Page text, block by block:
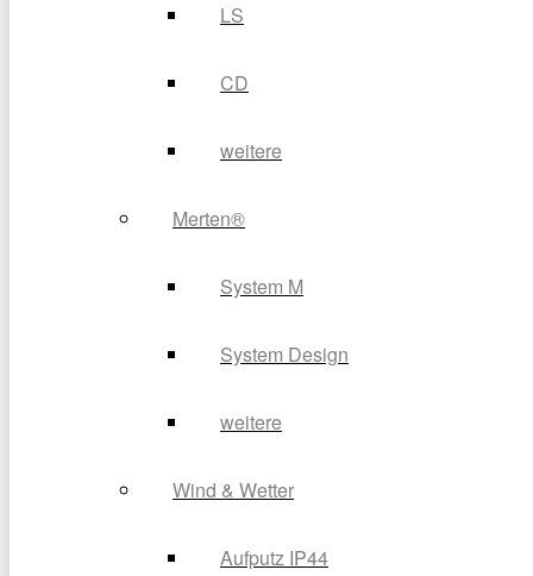
LS
CD
weitere
Merten®
System M
System Design
weitere
Wind & Wetter
Aufputz IP44